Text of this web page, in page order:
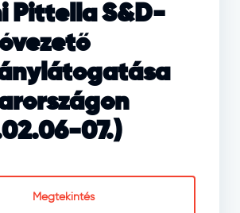
Pittella S&D-
07.)
Megtekintés